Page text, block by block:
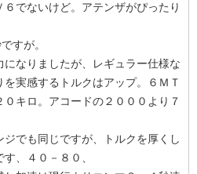
でないけど。アテンザがぴったり
すが。
なりましたが、レギュラー仕様な
実感するトルクはアップ。６ＭＴ
キロ。アコードの２０００より７
でも同じですが、トルクを厚くし
、４０－８０、